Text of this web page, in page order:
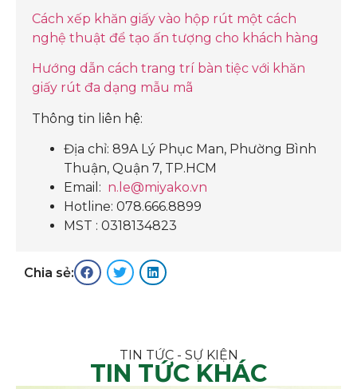
Cách xếp khăn giấy vào hộp rút một cách
nghệ thuật để tạo ấn tượng cho khách hàng
Hướng dẫn cách trang trí bàn tiệc với khăn
giấy rút đa dạng mẫu mã
Thông tin liên hệ:
Địa chỉ: 89A Lý Phục Man, Phường Bình
Thuận, Quận 7, TP.HCM
Email: n.le@miyako.vn
Hotline: 078.666.8899
MST : 0318134823
Chia sẻ:
TIN TỨC - SỰ KIỆN
TIN TỨC KHÁC